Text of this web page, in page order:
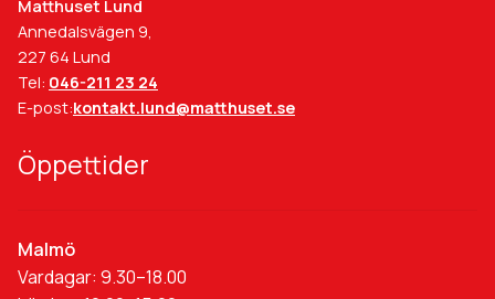
Matthuset Lund
Annedalsvägen 9,
227 64 Lund
Tel: 046-211 23 24
E-post:kontakt.lund@matthuset.se
Öppettider
Malmö
Vardagar: 9.30–18.00